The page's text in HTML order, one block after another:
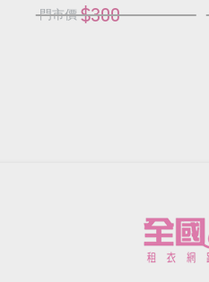
門市價 $300